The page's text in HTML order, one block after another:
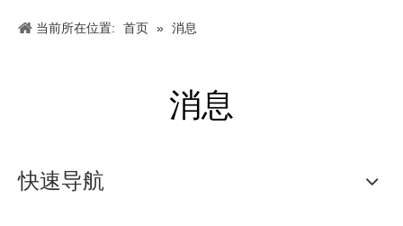
当前所在位置: 首页 » 消息
消息
快速导航